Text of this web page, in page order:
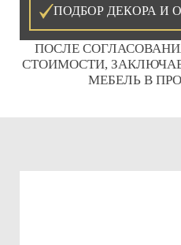
ПОДБОР ДЕКОРА И
ПОСЛЕ
СТОИМОСТИ,
МЕБЕЛЬ В